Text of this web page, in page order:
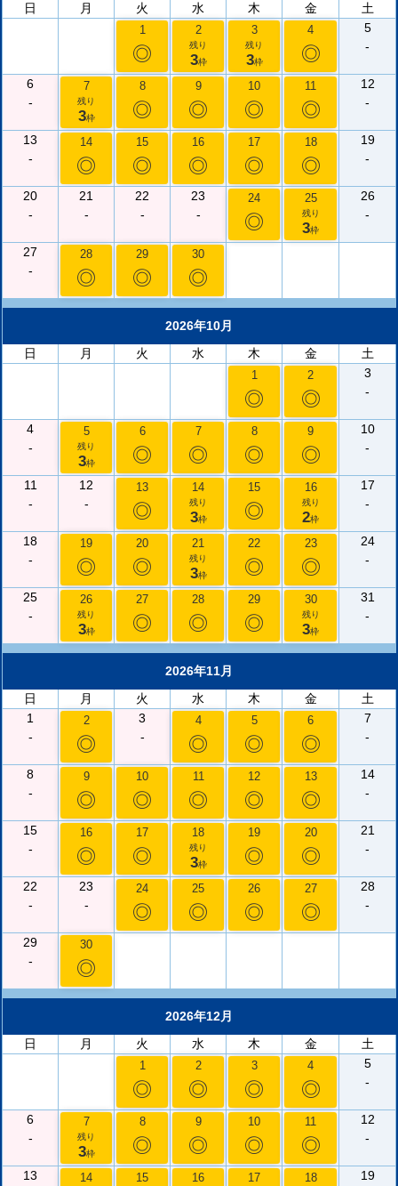
日 月 火 水 木 金 土
1
◎
2
残り
3枠
3
残り
3枠
4
◎
5
-
6
-
7
残り
3枠
8
◎
9
◎
10
◎
11
◎
12
-
13
-
14
◎
15
◎
16
◎
17
◎
18
◎
19
-
20
-
21
-
22
-
23
-
24
◎
25
残り
3枠
26
-
27
-
28
◎
29
◎
30
◎
2026年10月
日
月 火 水 木 金 土
1
◎
2
◎
3
-
4
-
5
残り
3枠
6
◎
7
◎
8
◎
9
◎
10
-
11
-
12
-
13
◎
14
残り
3枠
15
◎
16
残り
2枠
17
-
18
-
19
◎
20
◎
21
残り
3枠
22
◎
23
◎
24
-
25
-
26
残り
3枠
27
◎
28
◎
29
◎
30
残り
3枠
31
-
2026年11月
日
月 火 水 木 金
土
1
-
2
◎
3
-
4
◎
5
◎
6
◎
7
-
8
-
9
◎
10
◎
11
◎
12
◎
13
◎
14
-
15
-
16
◎
17
◎
18
残り
3枠
19
◎
20
◎
21
-
22
-
23
-
24
◎
25
◎
26
◎
27
◎
28
-
29
-
30
◎
2026年12月
日
月 火 水 木 金 土
1
◎
2
◎
3
◎
4
◎
5
-
6
-
7
残り
3枠
8
◎
9
◎
10
◎
11
◎
12
-
13
14 15 16 17 18
19